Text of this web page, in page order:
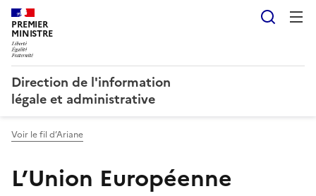
PREMIER
MINISTRE
Direction de l'information
légale et administrative
Voir le fil d’Ariane
L’Union Européenne